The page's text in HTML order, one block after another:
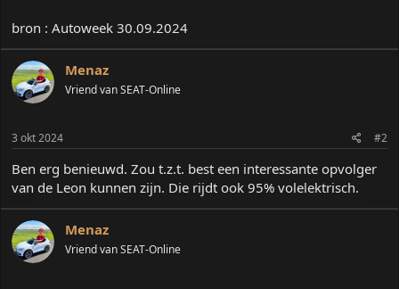
bron : Autoweek 30.09.2024
Menaz
Vriend van SEAT-Online
3 okt 2024 #2
Ben erg benieuwd. Zou t.z.t. best een interessante opvolger
van de Leon kunnen zijn. Die rijdt ook 95% volelektrisch.
Menaz
Vriend van SEAT-Online